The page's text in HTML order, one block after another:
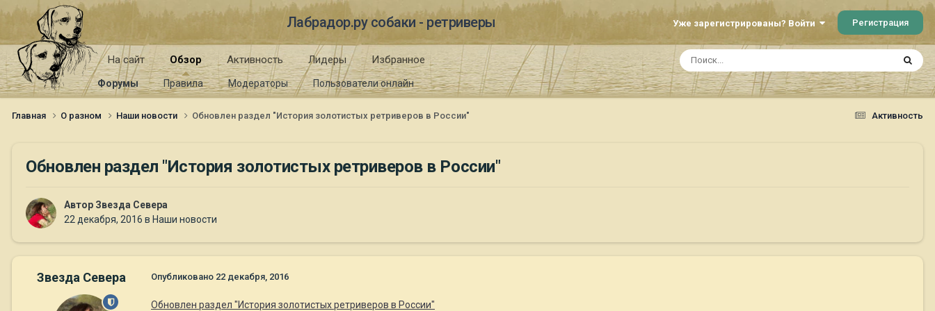
Лабрадор.ру собаки - ретриверы Уже зарегистрированы? Войти Регистрация
На сайт Обзор
Форумы Правила Модераторы Пользователи онлайн
Активность Лидеры Избранное
Активность
Главная О разном Наши новости Обновлен раздел "История золотистых ретриверов в России"
Обновлен раздел "История золотистых ретриверов в России"
Автор Звезда Севера
22 декабря, 2016 в Наши новости
Звезда Севера Опубликовано 22 декабря, 2016
Обновлен раздел "История золотистых ретриверов в России"